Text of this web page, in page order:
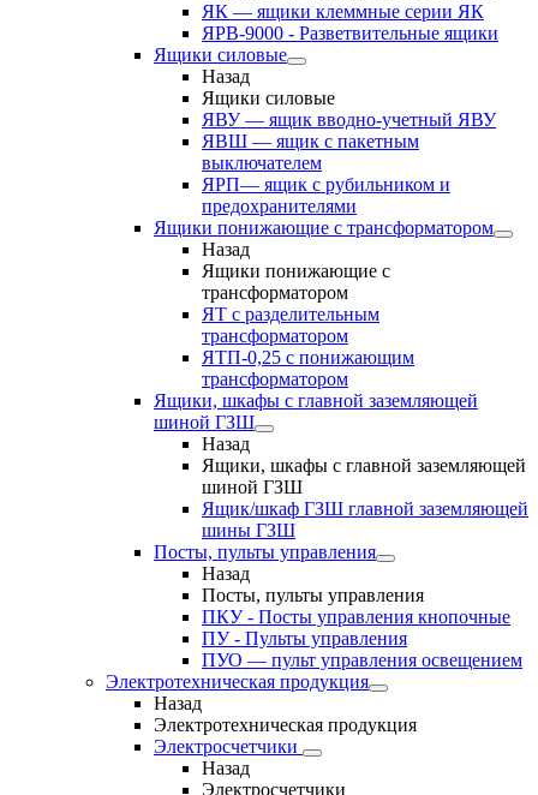
ЯК — ящики клеммные серии ЯК
ЯРВ-9000 - Разветвительные ящики
Ящики силовые
Назад
Ящики силовые
ЯВУ — ящик вводно-учетный ЯВУ
ЯВШ — ящик с пакетным
выключателем
ЯРП— ящик с рубильником и
предохранителями
Ящики понижающие с трансформатором
Назад
Ящики понижающие с
трансформатором
ЯТ с разделительным
трансформатором
ЯТП-0,25 с понижающим
трансформатором
Ящики, шкафы с главной заземляющей
шиной ГЗШ
Назад
Ящики, шкафы с главной заземляющей
шиной ГЗШ
Ящик/шкаф ГЗШ главной заземляющей
шины ГЗШ
Посты, пульты управления
Назад
Посты, пульты управления
ПКУ - Посты управления кнопочные
ПУ - Пульты управления
ПУО — пульт управления освещением
Электротехническая продукция
Назад
Электротехническая продукция
Электросчетчики
Назад
Электросчетчики